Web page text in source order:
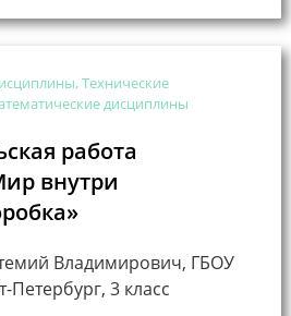
Технические
дисциплины
работа
внутри
Владимирович, ГБОУ
3 класс